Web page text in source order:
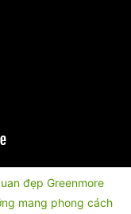
đẹp Greenmore
mang phong cách